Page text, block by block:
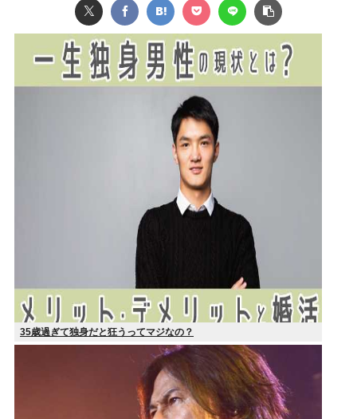
35歳過ぎて独身だと狂うってマジなの？